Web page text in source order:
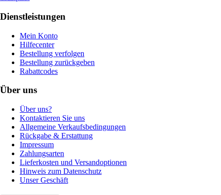
Dienstleistungen
Mein Konto
Hilfecenter
Bestellung verfolgen
Bestellung zurückgeben
Rabattcodes
Über uns
Über uns?
Kontaktieren Sie uns
Allgemeine Verkaufsbedingungen
Rückgabe & Erstattung
Impressum
Zahlungsarten
Lieferkosten und Versandoptionen
Hinweis zum Datenschutz
Unser Geschäft